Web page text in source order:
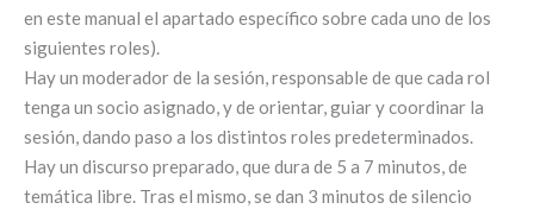
en este manual el apartado específico sobre cada uno de los
siguientes roles).
Hay un moderador de la sesión, responsable de que cada rol
tenga un socio asignado, y de orientar, guiar y coordinar la
sesión, dando paso a los distintos roles predeterminados.
Hay un discurso preparado, que dura de 5 a 7 minutos, de
temática libre. Tras el mismo, se dan 3 minutos de silencio